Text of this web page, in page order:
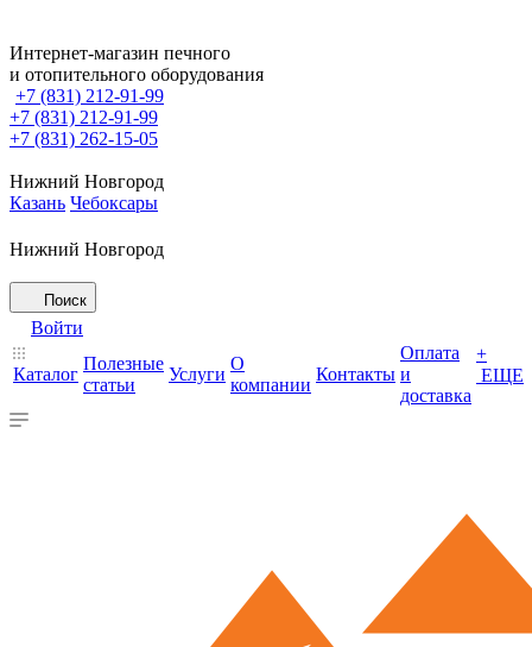
Интернет-магазин печного
и отопительного оборудования
+7 (831) 212-91-99
+7 (831) 212-91-99
+7 (831) 262-15-05
Нижний Новгород
Казань Чебоксары
Нижний Новгород
Поиск
Войти
Каталог
Полезные
статьи
Услуги
О
компании
Контакты
Оплата
и
доставка
+
ЕЩЕ